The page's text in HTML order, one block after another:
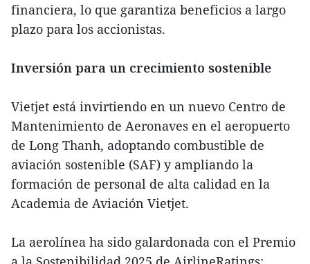
financiera, lo que garantiza beneficios a largo
plazo para los accionistas.
Inversión para un crecimiento sostenible
Vietjet está invirtiendo en un nuevo Centro de
Mantenimiento de Aeronaves en el aeropuerto
de Long Thanh, adoptando combustible de
aviación sostenible (SAF) y ampliando la
formación de personal de alta calidad en la
Academia de Aviación Vietjet.
La aerolínea ha sido galardonada con el Premio